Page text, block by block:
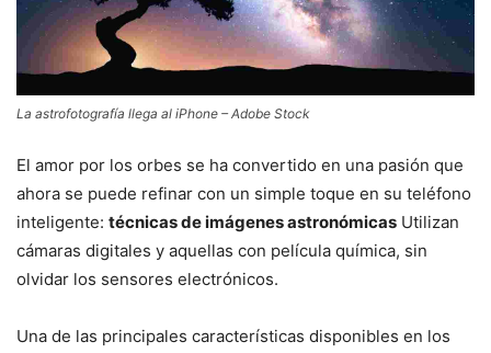
La astrofotografía llega al iPhone – Adobe Stock
El amor por los orbes se ha convertido en una pasión que
ahora se puede refinar con un simple toque en su teléfono
inteligente: técnicas de imágenes astronómicas Utilizan
cámaras digitales y aquellas con película química, sin
olvidar los sensores electrónicos.
Una de las principales características disponibles en los